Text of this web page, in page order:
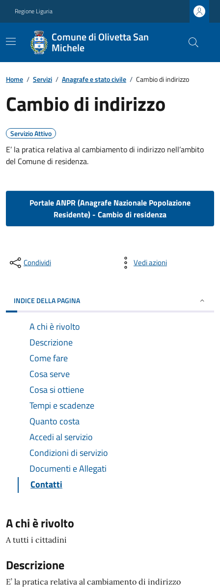
Regione Liguria
Comune di Olivetta San
Michele
Home / Servizi / Anagrafe e stato civile / Cambio di indirizzo
Cambio di indirizzo
Servizio Attivo
E’ la pratica relativa al cambiamento di indirizzo nell’ambito
del Comune di residenza.
Portale ANPR (Anagrafe Nazionale Popolazione
Residente) - Cambio di residenza
Condividi Vedi azioni
INDICE DELLA PAGINA
A chi è rivolto
Descrizione
Come fare
Cosa serve
Cosa si ottiene
Tempi e scadenze
Quanto costa
Accedi al servizio
Condizioni di servizio
Documenti e Allegati
Contatti
A chi è rivolto
A tutti i cittadini
Descrizione
E’ la pratica relativa al cambiamento di indirizzo